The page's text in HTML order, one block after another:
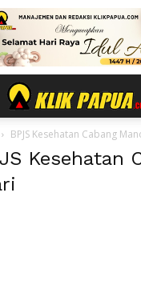
BPJS Kesehatan Cabang
Kesehatan